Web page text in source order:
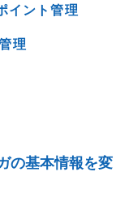
イント管理
理
の基本情報を変